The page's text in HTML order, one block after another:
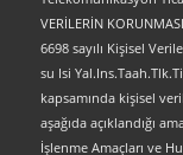
VERİLERİN
6698 sayılı Kişisel
su Isi
kapsamında kişisel
aşağıda açıklandığı
İşlenme Amaçları ve